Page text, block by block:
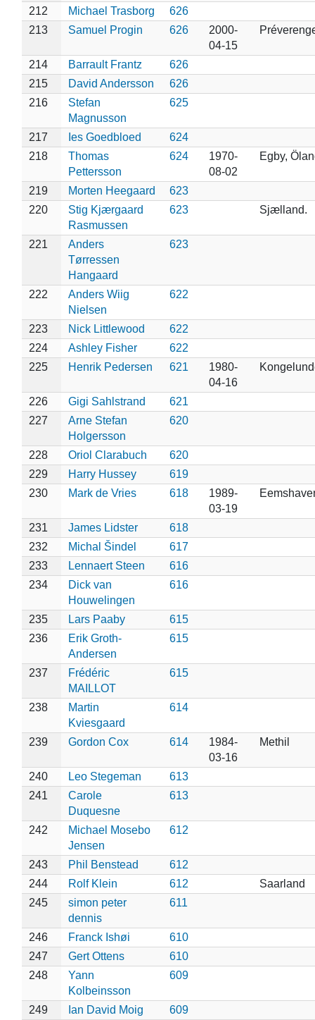
212 Michael Trasborg
626
213
Samuel Progin 626
2000-
04-15
214 Barrault Frantz
626
215
David Andersson
626
216
Stefan
Magnusson
625
217 Ies Goedbloed
624
218
Thomas
Pettersson
624
1970-
08-02
Egby,
219 Morten Heegaard
623
220
Stig Kjærgaard
Rasmussen
623 Sjælland.
221
Anders
Tørressen
Hangaard
623
222
Anders Wiig
Nielsen
622
223 Nick Littlewood
622
224
Ashley Fisher
622
225
Henrik Pedersen 621
1980-
04-16
226 Gigi Sahlstrand
621
227
Arne Stefan
Holgersson
620
228 Oriol Clarabuch
620
229
Harry Hussey
619
230
Mark de Vries 618
1989-
03-19
231 James Lidster
618
232
Michal Šindel
617
233
Lennaert Steen
616
234
Dick van
Houwelingen
616
235 Lars Paaby
615
236
Erik Groth-
Andersen
615
237
Frédéric
MAILLOT
615
238
Martin
Kviesgaard
614
239 Gordon Cox 614
1984-
03-16
Methil
240 Leo Stegeman
613
241
Carole
Duquesne
613
242
Michael Mosebo
Jensen
612
243 Phil Benstead
612
244
Rolf Klein 612
Saarland
245
simon peter
dennis
611
246 Franck Ishøi
610
247
Gert Ottens
610
248
Yann
Kolbeinsson
609
249 Ian David Moig
609